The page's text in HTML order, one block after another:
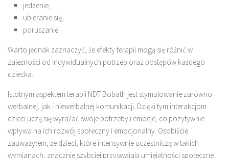
jedzenie,
ubieranie się,
poruszanie.
Warto jednak zaznaczyć, że efekty terapii mogą się różnić w
zależności od indywidualnych potrzeb oraz postępów każdego
dziecka.
Istotnym aspektem terapii NDT Bobath jest stymulowanie zarówno
werbalnej, jak i niewerbalnej komunikacji. Dzięki tym interakcjom
dzieci uczą się wyrażać swoje potrzeby i emocje, co pozytywnie
wpływa na ich rozwój społeczny i emocjonalny. Osobiście
zauważyłem, że dzieci, które intensywnie uczestniczą w takich
wymianach, znacznie szybciej przyswajają umiejętności społeczne.